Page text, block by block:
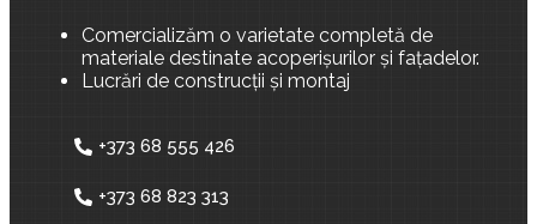
Comercializăm o varietate completă de
materiale destinate acoperișurilor și fațadelor.
Lucrări de construcții și montaj
+373 68 555 426
+373 68 823 313